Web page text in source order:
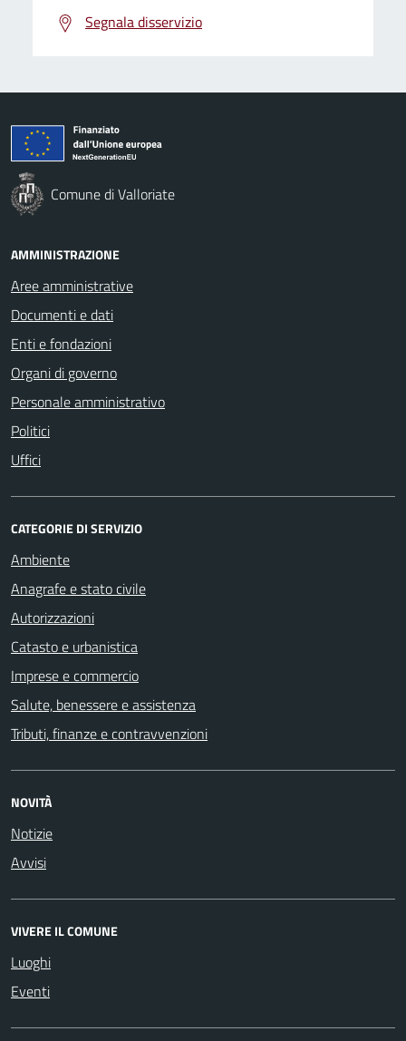
Segnala disservizio
Comune di Valloriate
AMMINISTRAZIONE
Aree amministrative
Documenti e dati
Enti e fondazioni
Organi di governo
Personale amministrativo
Politici
Uffici
CATEGORIE DI SERVIZIO
Ambiente
Anagrafe e stato civile
Autorizzazioni
Catasto e urbanistica
Imprese e commercio
Salute, benessere e assistenza
Tributi, finanze e contravvenzioni
NOVITÀ
Notizie
Avvisi
VIVERE IL COMUNE
Luoghi
Eventi